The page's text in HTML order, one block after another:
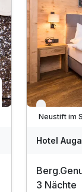
Nur noch
Neustift im
Hotel
3 Nächte